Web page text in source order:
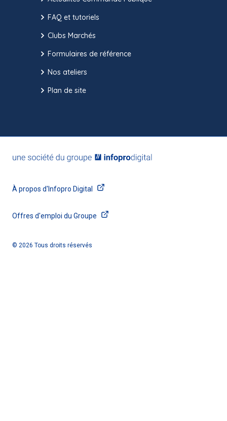
FAQ et tutoriels
Clubs Marchés
Formulaires de référence
Nos ateliers
Plan de site